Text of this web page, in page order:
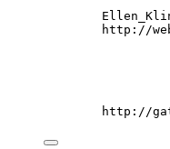
http://
http://